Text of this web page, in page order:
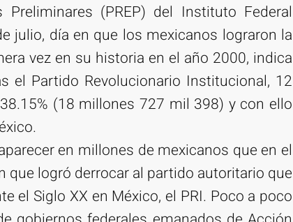
(PREP) del Instituto Federal
julio, día en que los mexicanos lograron la
vez en su historia en el año 2000, indica
el Partido Revolucionario Institucional, 12
(18 millones 727 mil 398) y con ello
en millones de mexicanos que en el
que logró derrocar al partido autoritario que
el Siglo XX en México, el PRI. Poco a poco